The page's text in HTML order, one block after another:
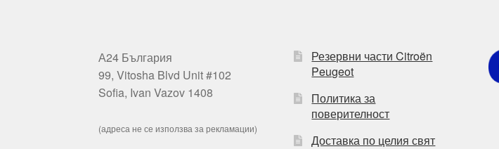
А24 България
99, Vitosha Blvd Unit #102
Sofia, Ivan Vazov 1408
(адреса не се използва за рекламации)
Резервни части Citroën
Peugeot
Политика за
поверителност
Доставка по целия свят